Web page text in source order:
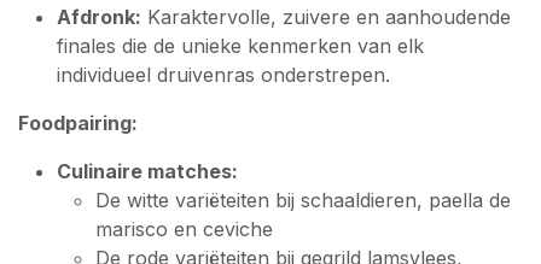
Afdronk: Karaktervolle, zuivere en aanhoudende
finales die de unieke kenmerken van elk
individueel druivenras onderstrepen.
Foodpairing:
Culinaire matches:
De witte variëteiten bij schaaldieren, paella de
marisco en ceviche
De rode variëteiten bij gegrild lamsvlees,